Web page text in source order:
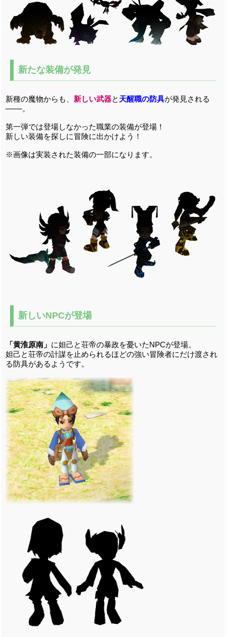
新たな装備が発見
新種の魔物からも、 新しい武器と 天醒職の防具が発見される
───。
第一弾では登場しなかった職業の装備が登場！
新しい装備を探しに冒険に出かけよう！
※画像は実装された装備の一部になります。
新しいNPCが登場
「黄淮原南」 に妲己と荘帝の暴政を憂いたNPCが登場。
妲己と荘帝の計謀を止められるほどの強い冒険者にだけ渡され
る防具があるようです。